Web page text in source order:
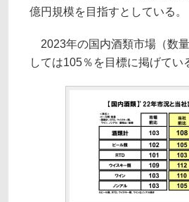
億円規模を目指すとしている。
2023年の国内酒類市場（数
しては105％を目標に掲げてい